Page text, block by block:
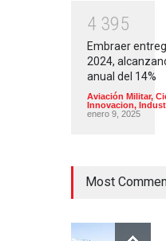
4 395
Embraer
2024,
anual del 14%
Aviación Militar,
Innovacion,
enero 9, 2025
Most